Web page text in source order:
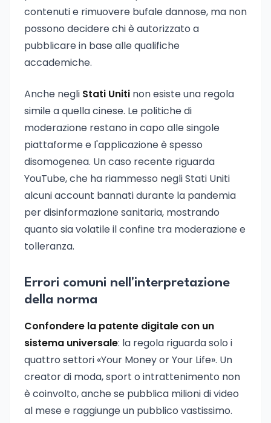
contenuti e rimuovere bufale dannose, ma non
possono decidere chi è autorizzato a
pubblicare in base alle qualifiche
accademiche.
Anche negli Stati Uniti non esiste una regola
simile a quella cinese. Le politiche di
moderazione restano in capo alle singole
piattaforme e l'applicazione è spesso
disomogenea. Un caso recente riguarda
YouTube, che ha riammesso negli Stati Uniti
alcuni account bannati durante la pandemia
per disinformazione sanitaria, mostrando
quanto sia volatile il confine tra moderazione e
tolleranza.
Errori comuni nell'interpretazione
della norma
Confondere la patente digitale con un
sistema universale: la regola riguarda solo i
quattro settori «Your Money or Your Life». Un
creator di moda, sport o intrattenimento non
è coinvolto, anche se pubblica milioni di video
al mese e raggiunge un pubblico vastissimo.